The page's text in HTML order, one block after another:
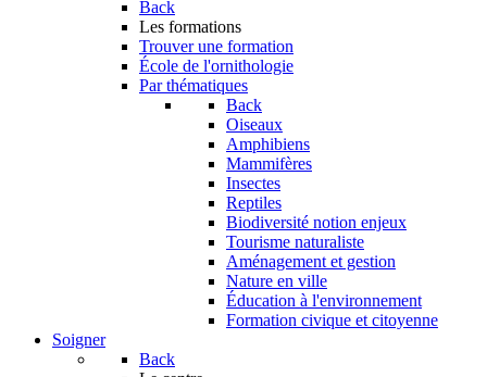
Back
Les formations
Trouver une formation
École de l'ornithologie
Par thématiques
Back
Oiseaux
Amphibiens
Mammifères
Insectes
Reptiles
Biodiversité notion enjeux
Tourisme naturaliste
Aménagement et gestion
Nature en ville
Éducation à l'environnement
Formation civique et citoyenne
Soigner
Back